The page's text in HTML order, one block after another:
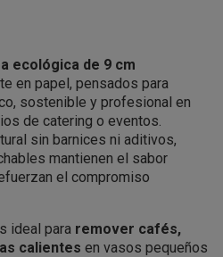
ecológica de 9 cm
en papel, pensados para
sostenible y profesional en
de catering o eventos.
sin barnices ni aditivos,
mantienen el sabor
el compromiso
ideal para remover cafés,
calientes en vasos pequeños